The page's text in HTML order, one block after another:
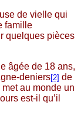
de vielle qui
famille
quelques pièces
âgée de 18 ans,
deniers[2] de
au monde un
est-il qu’il